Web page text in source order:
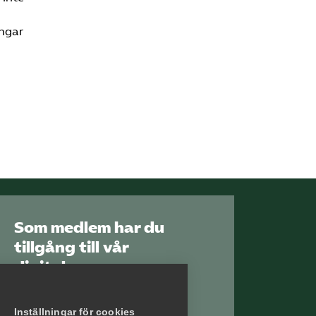
Som medlem har du
tillgång till vår
digitala
Arbetsgivarguiden
Inställningar för cookies